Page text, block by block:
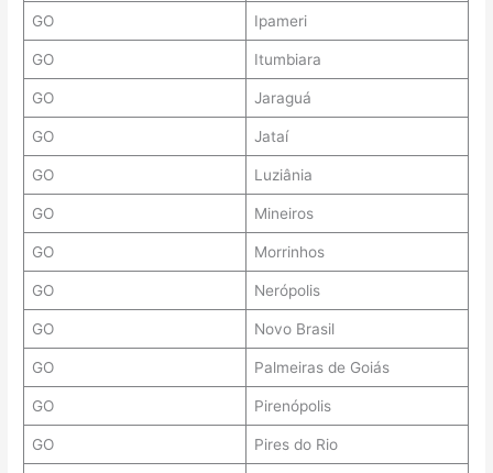
GO Ipameri
GO Itumbiara
GO Jaraguá
GO Jataí
GO Luziânia
GO Mineiros
GO Morrinhos
GO Nerópolis
GO Novo Brasil
GO Palmeiras de Goiás
GO Pirenópolis
GO Pires do Rio